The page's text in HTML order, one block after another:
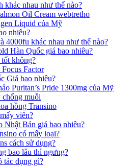
khác nhau như thế nào?
Oil Cream webtretho
Liquid của Mỹ
nhiêu?
4000fu khác nhau như thế nào?
Hàn Quốc giá bao nhiêu?
không?
Factor
Giá bao nhiêu?
Puritan’s Pride 1300mg của Mỹ
muỗi
hồng Transino
viên?
Nhật Bản giá bao nhiêu?
có mấy loại?
cách sử dụng?
bao lâu thì ngưng?
tác dụng gì?